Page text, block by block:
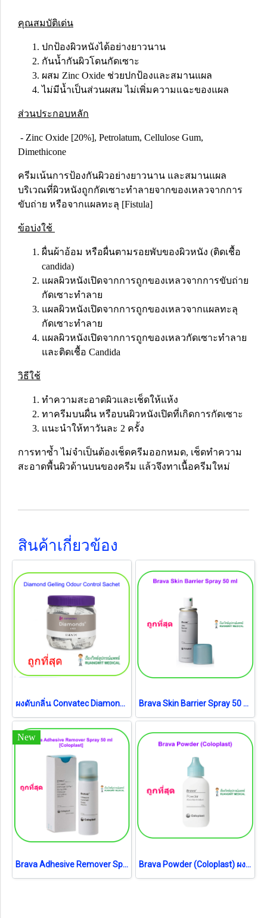
คุณสมบัติเด่น
ปกป้องผิวหนังได้อย่างยาวนาน
กันน้ำกันผิวโดนกัดเซาะ
ผสม Zinc Oxide ช่วยปกป้องและสมานแผล
ไม่มีน้ำเป็นส่วนผสม ไม่เพิ่มความแฉะของแผล
ส่วนประกอบหลัก
- Zinc Oxide [20%], Petrolatum, Cellulose Gum,
Dimethicone
ครีมเน้นการป้องกันผิวอย่างยาวนาน และสมานแผล
บริเวณที่ผิวหนังถูกกัดเซาะทำลายจากของเหลวจากการ
ขับถ่าย หรือจากแผลทะลุ [Fistula]
ข้อบ่งใช้
ผื่นผ้าอ้อม หรือผื่นตามรอยพับของผิวหนัง (ติดเชื้อ
candida)
แผลผิวหนังเปิดจากการถูกของเหลวจากการขับถ่าย
กัดเซาะทำลาย
แผลผิวหนังเปิดจากการถูกของเหลวจากแผลทะลุ
กัดเซาะทำลาย
แผลผิวหนังเปิดจากการถูกของเหลวกัดเซาะทำลาย
และติดเชื้อ Candida
วิธีใช้
ทำความสะอาดผิวและเช็ดให้แห้ง
ทาครีมบนผื่น หรือบนผิวหนังเปิดที่เกิดการกัดเซาะ
แนะนำให้ทาวันละ 2 ครั้ง
การทาซ้ำ ไม่จำเป็นต้องเช็ดครีมออกหมด, เช็ดทำความ
สะอาดพื้นผิวด้านบนของครีม แล้วจึงทาเนื้อครีมใหม่
สินค้าเกี่ยวข้อง
ผงดับกลิ่น Convatec Diamond Gelling ( 1ซอง) Brava Skin Barrier Spray 50 ml [Coloplast] สเปรย์เคลือบปกป้องผิว
New
Brava Adhesive Remover Spray 50 ml [Coloplast] สเปรย์ลอกแป้น Brava Powder (Coloplast) ผงรักษาแผลรอบรูเปิดทวารเทียม (exp 11-2027)